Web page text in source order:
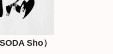
Sho）